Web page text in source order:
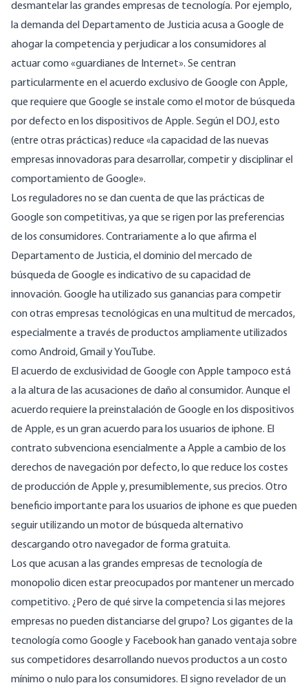
desmantelar las grandes empresas de tecnología. Por ejemplo,
lademandadel Departamento de Justicia acusa a Google de
ahogar la competencia y perjudicar a los consumidores al
actuar como «guardianes de Internet». Se centran
particularmente en elacuerdo exclusivo de Google con Apple,
que requiere que Google se instale como el motor de búsqueda
por defecto en los dispositivos de Apple. Según el DOJ, esto
(entre otras prácticas) reduce «la capacidad de las nuevas
empresas innovadoras para desarrollar, competir y disciplinar el
comportamiento de Google».
Los reguladores no se dan cuenta de que las prácticas de
Google son competitivas, ya que se rigen por las preferencias
de los consumidores. Contrariamente a lo que afirma el
Departamento de Justicia, el dominio del mercado de
búsqueda de Google es indicativo de su capacidad de
innovación. Google ha utilizado sus ganancias para competir
con otras empresas tecnológicas en una multitud de mercados,
especialmente a través de productos ampliamente utilizados
como Android, Gmail y YouTube.
El acuerdo de exclusividad de Google con Apple tampoco está
a la altura de las acusaciones de daño al consumidor. Aunque el
acuerdo requiere la preinstalación de Google en los dispositivos
de Apple, es un gran acuerdo para los usuarios de iphone. El
contrato subvenciona esencialmente a Apple a cambio de los
derechos de navegación por defecto, lo que reduce los costes
de producción de Apple y, presumiblemente, sus precios. Otro
beneficio importante para los usuarios de iphone es que pueden
seguir utilizando un motor de búsqueda alternativo
descargando otro navegador de forma gratuita.
Los que acusan a las grandes empresas de tecnología de
monopolio dicen estar preocupados por mantener un mercado
competitivo. ¿Pero de qué sirve la competencia si las mejores
empresas no pueden distanciarse del grupo? Los gigantes de la
tecnología como Google y Facebook han ganado ventaja sobre
sus competidores desarrollando nuevos productos a un costo
mínimo o nulo para los consumidores. El signo revelador de un